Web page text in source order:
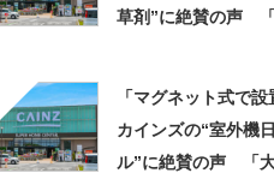
草剤”に絶賛の声
「マグネット式で設
カインズの“室外機
ル”に絶賛の声 「